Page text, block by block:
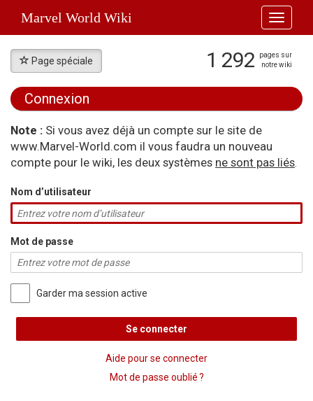
Toggle
Marvel World Wiki
Page spéciale 1 292
pages sur
notre wiki
Connexion
Note : Si vous avez déjà un compte sur le site de
www.Marvel-World.com il vous faudra un nouveau
compte pour le wiki, les deux systèmes ne sont pas liés.
Nom d’utilisateur
Mot de passe
Garder ma session active
Se connecter
Aide pour se connecter
Mot de passe oublié ?